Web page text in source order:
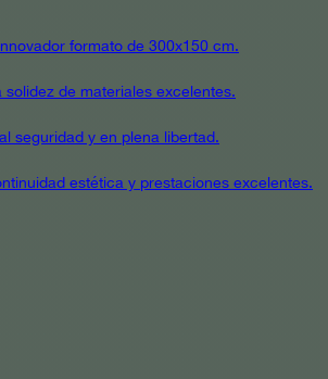
formato de 300x150 cm.
de materiales excelentes.
seguridad y en plena libertad.
estética y prestaciones excelentes.